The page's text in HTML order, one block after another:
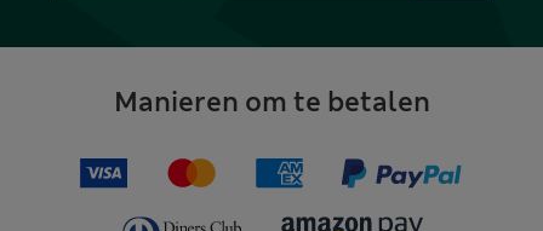
Manieren om te betalen